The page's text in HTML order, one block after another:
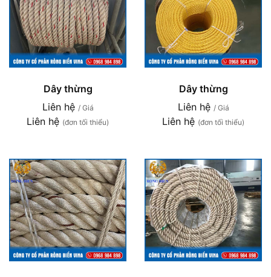
Dây thừng
Liên hệ / Giá
Liên hệ (đơn tối thiểu)
Dây thừng
Liên hệ / Giá
Liên hệ (đơn tối thiểu)